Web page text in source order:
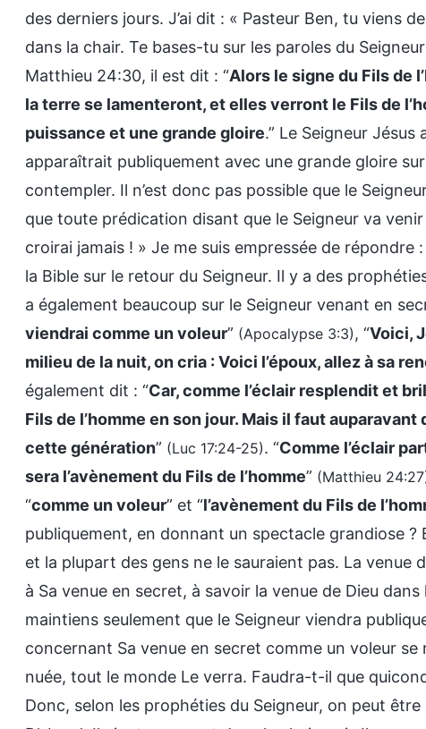
des derniers jours. J’ai dit : « Pasteur Ben, tu viens
dans la chair. Te bases-tu sur les paroles du
Matthieu 24:30, il est dit : “Alors le signe du Fils de
la terre se lamenteront, et elles verront le Fils de
puissance et une grande gloire.” Le Seigneur
apparaîtrait publiquement avec une grande gloire
contempler. Il n’est donc pas possible que le
que toute prédication disant que le Seigneur va venir
croirai jamais ! » Je me suis empressée de
la Bible sur le retour du Seigneur. Il y a des
a également beaucoup sur le Seigneur venant en
viendrai comme un voleur” (Apocalypse 3:3) , “Voici,
milieu de la nuit, on cria : Voici l’époux, allez à sa
également dit : “Car, comme l’éclair resplendit et
Fils de l’homme en son jour. Mais il faut
cette génération” (Luc 17:24-25). “Comme l’éclair
sera l’avènement du Fils de l’homme” (Matthieu
“comme un voleur” et “l’avènement du Fils de
publiquement, en donnant un spectacle grandiose
et la plupart des gens ne le sauraient pas. La
à Sa venue en secret, à savoir la venue de Dieu
maintiens seulement que le Seigneur viendra
concernant Sa venue en secret comme un voleur
nuée, tout le monde Le verra. Faudra-t-il que
Donc, selon les prophéties du Seigneur, on peut